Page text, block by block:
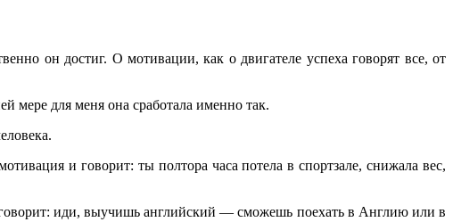
он достиг. О мотивации, как о двигателе успеха говорят все, от
мере для меня она сработала именно так.
и говорит: ты полтора часа потела в спортзале, снижала вес,
иди, выучишь английский — сможешь поехать в Англию или в